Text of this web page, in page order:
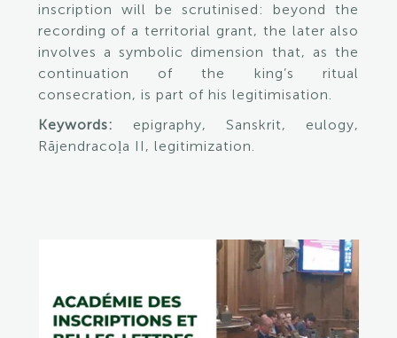
inscription will be scrutinised: beyond the
recording of a territorial grant, the later also
involves a symbolic dimension that, as the
continuation of the king’s ritual
consecration, is part of his legitimisation.
Keywords: epigraphy, Sanskrit, eulogy,
Rājendracoḷa II, legitimization.